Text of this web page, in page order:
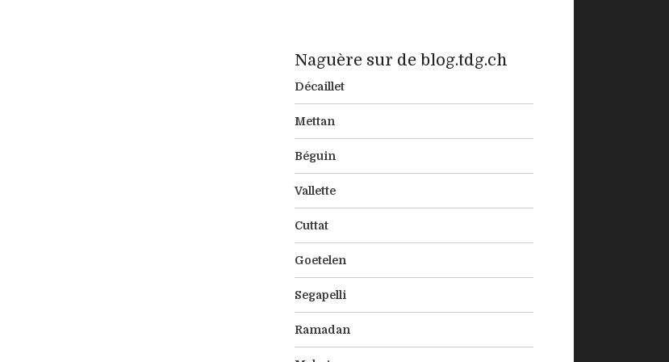
Naguère sur de blog.tdg.ch
Décaillet
Mettan
Béguin
Vallette
Cuttat
Goetelen
Segapelli
Ramadan